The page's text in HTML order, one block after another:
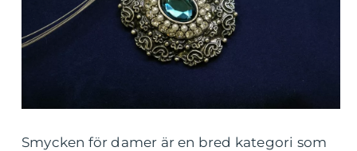
Smycken för damer är en bred kategori som